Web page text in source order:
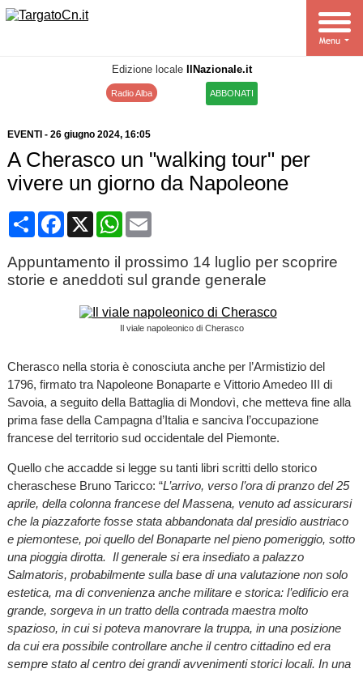
Edizione locale IlNazionale.it
Radio Alba ABBONATI
EVENTI - 26 giugno 2024, 16:05
A Cherasco un "walking tour" per
vivere un giorno da Napoleone
CondividiFacebook
X WhatsApp
Email
Appuntamento il prossimo 14 luglio per scoprire
storie e aneddoti sul grande generale
Il viale napoleonico di Cherasco
Cherasco nella storia è conosciuta anche per l’Armistizio del
1796, firmato tra Napoleone Bonaparte e Vittorio Amedeo III di
Savoia, a seguito della Battaglia di Mondovì, che metteva fine alla
prima fase della Campagna d’Italia e sanciva l’occupazione
francese del territorio sud occidentale del Piemonte.
Quello che accadde si legge su tanti libri scritti dello storico
cheraschese Bruno Taricco: “L’arrivo, verso l’ora di pranzo del 25
aprile, della colonna francese del Massena, venuto ad assicurarsi
che la piazzaforte fosse stata abbandonata dal presidio austriaco
e piemontese, poi quello del Bonaparte nel pieno pomeriggio, sotto
una pioggia dirotta. Il generale si era insediato a palazzo
Salmatoris, probabilmente sulla base di una valutazione non solo
estetica, ma di convenienza anche militare e storica: l’edificio era
grande, sorgeva in un tratto della contrada maestra molto
spazioso, in cui si poteva manovrare la truppa, in una posizione
da cui era possibile controllare anche il centro cittadino ed era
sempre stato al centro dei grandi avvenimenti storici locali. In una